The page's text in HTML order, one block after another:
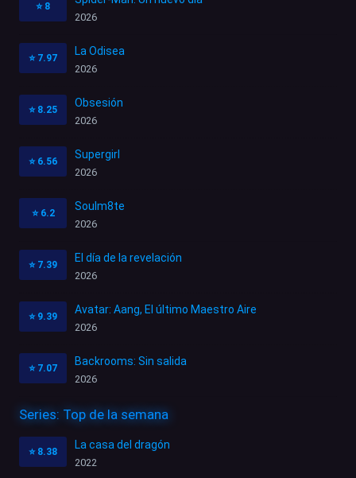
⭐ 8
2026
⭐ 7.97
La Odisea
2026
⭐ 8.25
Obsesión
2026
⭐ 6.56
Supergirl
2026
⭐ 6.2
Soulm8te
2026
⭐ 7.39
El día de la revelación
2026
⭐ 9.39
Avatar: Aang, El último Maestro Aire
2026
⭐ 7.07
Backrooms: Sin salida
2026
Series: Top de la semana
⭐ 8.38
La casa del dragón
2022